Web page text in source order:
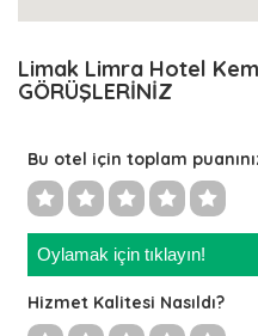
Limak Limra Hotel
GÖRÜŞLERİNİZ
Bu otel için toplam
Oylamak için tıklayın!
Hizmet Kalitesi Nasıldı?